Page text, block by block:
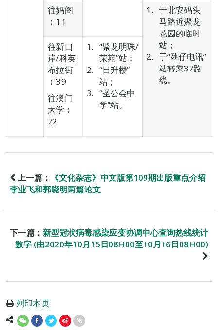
往妈阁
︰11
于北安码头
马路近聚龙
花园的临时
站；
于“氹仔电讯”
站转乘37路
线。
往新口
岸/科英
布拉街
︰39
往澳门
大学︰
72
“聚龙明珠/
荣苑”站；
“日升楼”
站；
“圣公会中
学”站。
上一篇：
《文化杂志》中文版第109期出版重点介绍
李业飞和郭晓明两篇论文
下一篇： 新型冠状病毒感染应变协调中心查询热线统计
数字 (由2020年10月15日08H00至10月16日08H00)
列印本页